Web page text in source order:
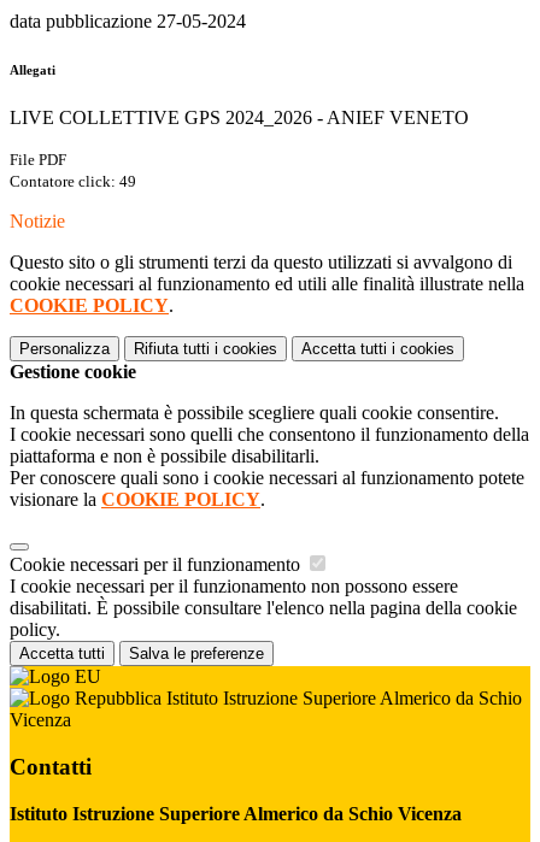
data pubblicazione 27-05-2024
Allegati
LIVE COLLETTIVE GPS 2024_2026 - ANIEF VENETO
File PDF
Contatore click: 49
Notizie
Questo sito o gli strumenti terzi da questo utilizzati si avvalgono di
cookie necessari al funzionamento ed utili alle finalità illustrate nella
COOKIE POLICY.
Personalizza Rifiuta tutti i cookies Accetta tutti i cookies
Gestione cookie
In questa schermata è possibile scegliere quali cookie consentire.
I cookie necessari sono quelli che consentono il funzionamento della
piattaforma e non è possibile disabilitarli.
Per conoscere quali sono i cookie necessari al funzionamento potete
visionare la COOKIE POLICY.
Cookie necessari per il funzionamento
I cookie necessari per il funzionamento non possono essere
disabilitati. È possibile consultare l'elenco nella pagina della cookie
policy.
Accetta tutti Salva le preferenze
Istituto Istruzione Superiore Almerico da Schio
Vicenza
Contatti
Istituto Istruzione Superiore Almerico da Schio Vicenza